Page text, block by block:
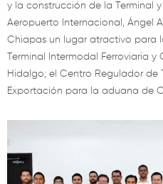
y la construcción de la Terminal
Aeropuerto Internacional, Ángel
Chiapas un lugar atractivo para
Terminal Intermodal Ferroviaria
Hidalgo; el Centro Regulador de
Exportación para la aduana de